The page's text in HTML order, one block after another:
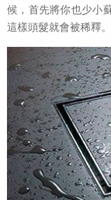
候，首先將你也少小
這樣頭髮就會被稀釋